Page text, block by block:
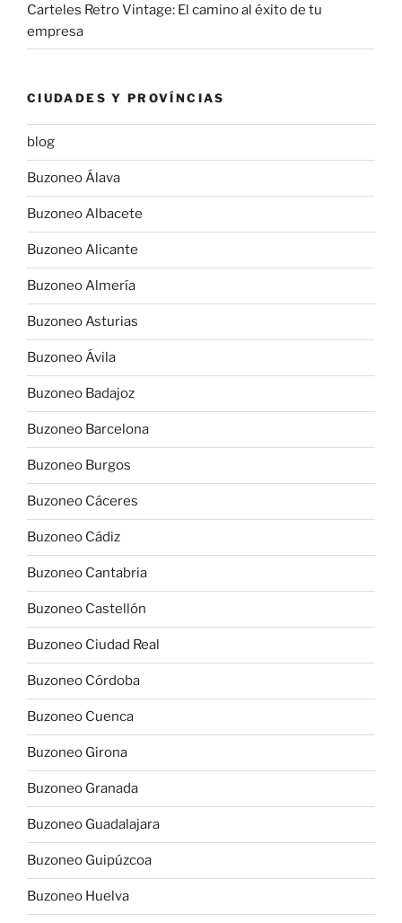
Carteles Retro Vintage: El camino al éxito de tu
empresa
CIUDADES Y PROVÍNCIAS
blog
Buzoneo Álava
Buzoneo Albacete
Buzoneo Alicante
Buzoneo Almería
Buzoneo Asturias
Buzoneo Ávila
Buzoneo Badajoz
Buzoneo Barcelona
Buzoneo Burgos
Buzoneo Cáceres
Buzoneo Cádiz
Buzoneo Cantabria
Buzoneo Castellón
Buzoneo Ciudad Real
Buzoneo Córdoba
Buzoneo Cuenca
Buzoneo Girona
Buzoneo Granada
Buzoneo Guadalajara
Buzoneo Guipúzcoa
Buzoneo Huelva